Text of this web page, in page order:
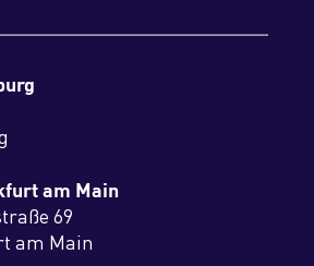
am Main
69
am Main